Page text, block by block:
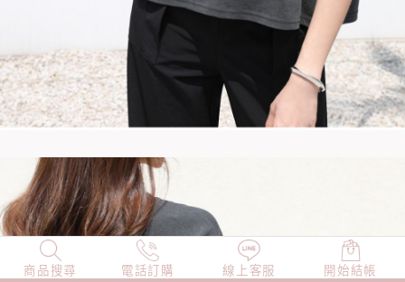
商品搜尋 電話訂購 線上客服 開始結帳
NEW 店長精選 TOP100 小編穿搭